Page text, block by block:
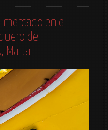
mercado en el
de
Malta